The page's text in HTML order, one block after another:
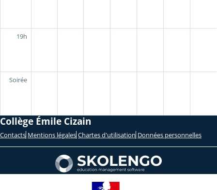
19h
Soirée
Collège Émile Cizain
Contacts Mentions légales Chartes d'utilisation Données personnelles